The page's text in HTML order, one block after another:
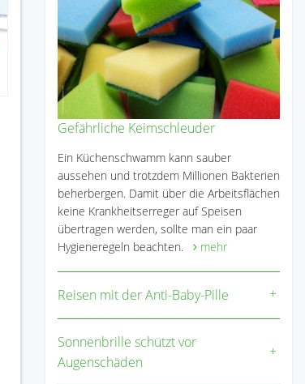
Gefährliche Keimschleuder
Ein Küchenschwamm kann sauber
aussehen und trotzdem Millionen Bakterien
beherbergen. Damit über die Arbeitsflächen
keine Krankheitserreger auf Speisen
übertragen werden, sollte man ein paar
Hygieneregeln beachten.
mehr
Reisen mit der Anti-Baby-Pille
Sonnenbrille schützt vor
Augenschäden